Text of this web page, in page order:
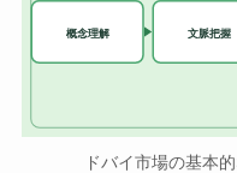
概念理解 文脈把握
ドバイ市場の基本